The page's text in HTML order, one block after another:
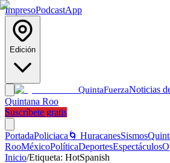
ImpresoPodcastApp
Edición
QuintaFuerzaNoticias
Quintana Roo
Suscríbete gratis
PortadaPoliciaca 🌀 HuracanesSismos
RooMéxicoPolíticaDeportesEspectáculos
Inicio/Etiqueta: HotSpanish